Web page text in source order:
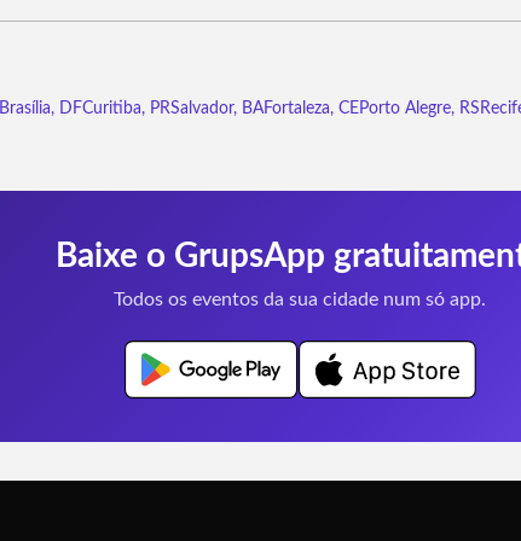
Brasília, DFCuritiba, PRSalvador, BAFortaleza, CEPorto Alegre, RS
Baixe o GrupsApp
Todos os eventos da sua cidade num só app.